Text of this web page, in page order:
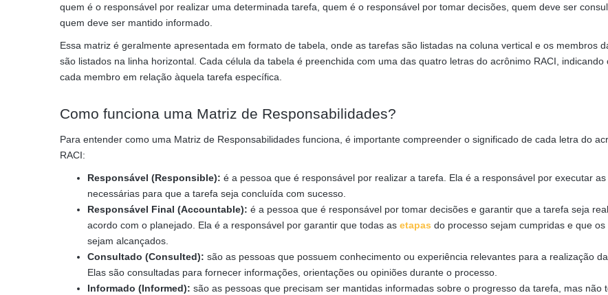
quem é o responsável por realizar uma determinada tarefa, quem é o responsável por tomar decisões, quem deve ser
quem deve ser mantido informado.
Essa matriz é geralmente apresentada em formato de tabela, onde as tarefas são listadas na coluna vertical e os membros
são listados na linha horizontal. Cada célula da tabela é preenchida com uma das quatro letras do acrônimo RACI, indicando
cada membro em relação àquela tarefa específica.
Como funciona uma Matriz de Responsabilidades?
Para entender como uma Matriz de Responsabilidades funciona, é importante compreender o significado de cada letra do
RACI:
Responsável (Responsible): é a pessoa que é responsável por realizar a tarefa. Ela é a responsável por executar
necessárias para que a tarefa seja concluída com sucesso.
Responsável Final (Accountable): é a pessoa que é responsável por tomar decisões e garantir que a tarefa seja
acordo com o planejado. Ela é a responsável por garantir que todas as etapas do processo sejam cumpridas e que os
sejam alcançados.
Consultado (Consulted): são as pessoas que possuem conhecimento ou experiência relevantes para a realização da
Elas são consultadas para fornecer informações, orientações ou opiniões durante o processo.
Informado (Informed): são as pessoas que precisam ser mantidas informadas sobre o progresso da tarefa, mas não